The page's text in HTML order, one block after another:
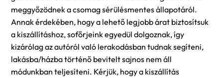
meggyőzödnek a csomag sérülésmentes állapotáról.
Annak érdekében, hogy a lehető legjobb árat biztosítsuk
a kiszállításhoz, sofőrjeink egyedül dolgoznak, így
kizárólag az autóról való lerakodásban tudnak segíteni,
lakásba/házba történő bevitelt sajnos nem áll
módunkban teljesíteni. Kérjük, hogy a kiszállítás